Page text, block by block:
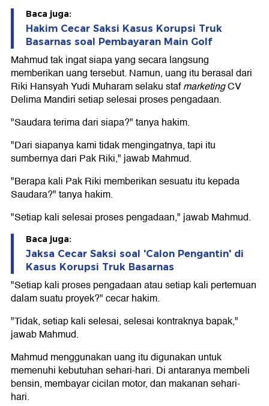
Baca juga:
Hakim Cecar Saksi Kasus Korupsi Truk
Basarnas soal Pembayaran Main Golf
Mahmud tak ingat siapa yang secara langsung
memberikan uang tersebut. Namun, uang itu berasal dari
Riki Hansyah Yudi Muharam selaku stafmarketingCV
Delima Mandiri setiap selesai proses pengadaan.
"Saudara terima dari siapa?" tanya hakim.
"Dari siapanya kami tidak mengingatnya, tapi itu
sumbernya dari Pak Riki," jawab Mahmud.
"Berapa kali Pak Riki memberikan sesuatu itu kepada
Saudara?" tanya hakim.
"Setiap kali selesai proses pengadaan," jawab Mahmud.
Baca juga:
Jaksa Cecar Saksi soal 'Calon Pengantin' di
Kasus Korupsi Truk Basarnas
"Setiap kali proses pengadaan atau setiap kali pertemuan
dalam suatu proyek?" cecar hakim.
"Tidak, setiap kali selesai, selesai kontraknya bapak,"
jawab Mahmud.
Mahmud menggunakan uang itu digunakan untuk
memenuhi kebutuhan sehari-hari. Di antaranya membeli
bensin, membayar cicilan motor, dan makanan sehari-
hari.